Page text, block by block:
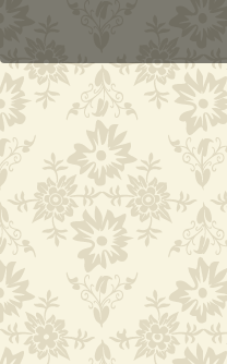
Weiterlesen